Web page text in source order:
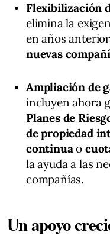
Flexibilización
elimina la
en años
nuevas
Ampliación de
incluyen ahora
Planes de
de propiedad
continuao
la ayuda a las
compañías.
Un apoyo